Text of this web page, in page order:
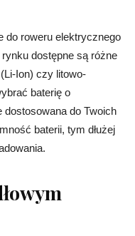
do roweru elektrycznego
dostępne są różne
Ion) czy litowo-
baterię o
dostosowana do Twoich
baterii, tym dłużej